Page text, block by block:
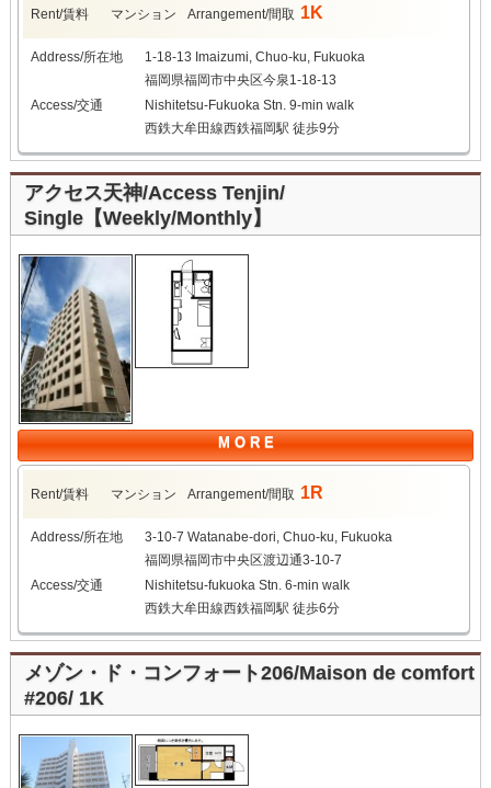
Rent/賃料 マンション Arrangement/間取 1K
Address/所在地
1-18-13 Imaizumi, Chuo-ku, Fukuoka
福岡県福岡市中央区今泉1-18-13
Access/交通
Nishitetsu-Fukuoka Stn. 9-min walk
西鉄大牟田線西鉄福岡駅 徒歩9分
アクセス天神/Access Tenjin/
Single【Weekly/Monthly】
M O R E
Rent/賃料 マンション Arrangement/間取 1R
Address/所在地
3-10-7 Watanabe-dori, Chuo-ku, Fukuoka
福岡県福岡市中央区渡辺通3-10-7
Access/交通
Nishitetsu-fukuoka Stn. 6-min walk
西鉄大牟田線西鉄福岡駅 徒歩6分
メゾン・ド・コンフォート206/Maison de comfort
#206/ 1K